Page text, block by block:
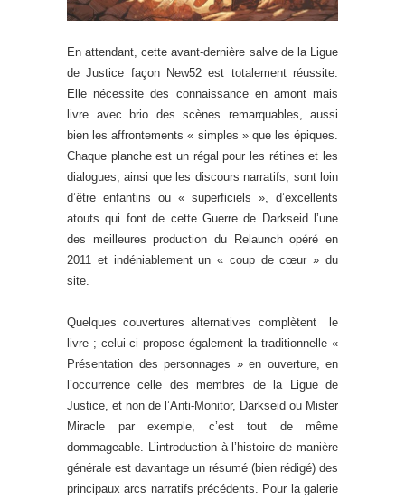
En attendant, cette avant-dernière salve de la Ligue
de Justice façon New52 est totalement réussite.
Elle nécessite des connaissance en amont mais
livre avec brio des scènes remarquables, aussi
bien les affrontements « simples » que les épiques.
Chaque planche est un régal pour les rétines et les
dialogues, ainsi que les discours narratifs, sont loin
d’être enfantins ou « superficiels », d’excellents
atouts qui font de cette Guerre de Darkseid l’une
des meilleures production du Relaunch opéré en
2011 et indéniablement un « coup de cœur » du
site.
Quelques couvertures alternatives complètent le
livre ; celui-ci propose également la traditionnelle «
Présentation des personnages » en ouverture, en
l’occurrence celle des membres de la Ligue de
Justice, et non de l’Anti-Monitor, Darkseid ou Mister
Miracle par exemple, c’est tout de même
dommageable. L’introduction à l’histoire de manière
générale est davantage un résumé (bien rédigé) des
principaux arcs narratifs précédents. Pour la galerie